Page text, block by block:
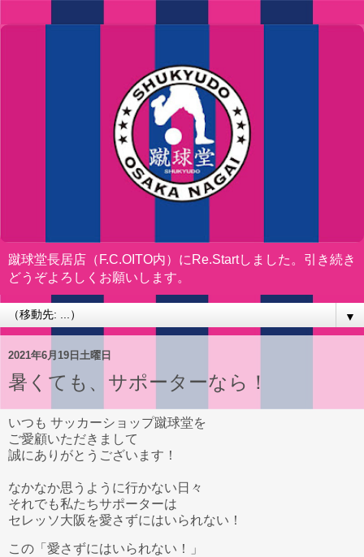
蹴球堂長居店（F.C.OITO内）にRe.Startしました。引き続き
どうぞよろしくお願いします。
▼
2021年6月19日土曜日
暑くても、サポーターなら！
いつも サッカーショップ蹴球堂を
ご愛顧いただきまして
誠にありがとうございます！
なかなか思うように行かない日々
それでも私たちサポーターは
セレッソ大阪を愛さずにはいられない！
この「愛さずにはいられない！」